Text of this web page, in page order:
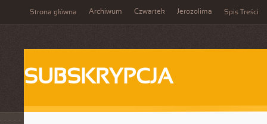
Strona główna Archiwum Czwartek Jerozolima Spis Treści
SUBSKRYPCJA